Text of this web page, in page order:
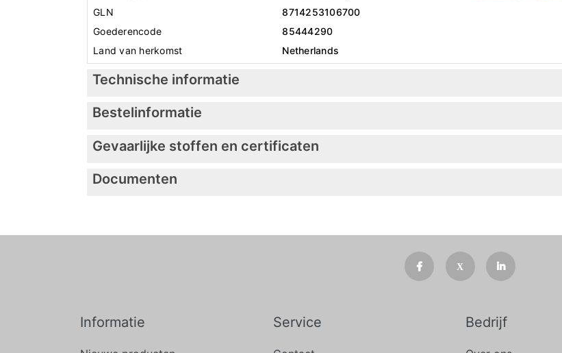
GLN
8714253106700
Goederencode
85444290
Land van herkomst
Netherlands
Technische informatie
Bestelinformatie
Gevaarlijke stoffen en certificaten
Documenten
Informatie Service Bedrijf